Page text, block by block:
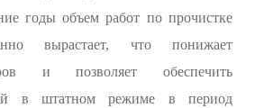
годы объем работ по прочистке
вырастает, что понижает
и позволяет обеспечить
в штатном режиме в период